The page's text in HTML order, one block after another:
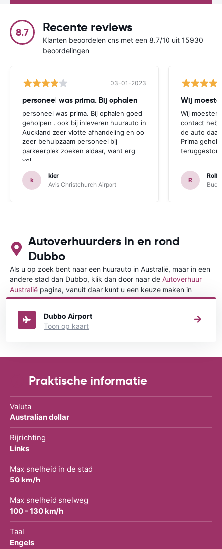
8.7 Recente reviews
Klanten beoordelen ons met een 8.7/10 uit 15930
beoordelingen
03-01-2023
personeel was prima. Bij ophalen
personeel was prima. Bij ophalen goed
geholpen . ook bij inleveren huurauto in
Auckland zeer vlotte afhandeling en oo
zeer behulpzaam personeel bij
parkeerplek zoeken aldaar, want erg
vol.
k
kier
Avis Christchurch Airport
Wij
Wij moesten
contact
de auto
Prima
R
Rolf
Autoverhuurders in en rond
Dubbo
Als u op zoek bent naar een huurauto in Australië, maar in een
andere stad dan Dubbo, klik dan door naar de Autoverhuur
Australië pagina, vanuit daar kunt u een keuze maken in
welke stad in Australië u een auto huren wilt.
Dubbo Airport
Toon op kaart
Praktische informatie
Valuta
Australian dollar
Rijrichting
Links
Max snelheid in de stad
50 km/h
Max snelheid snelweg
100 - 130 km/h
Taal
Engels